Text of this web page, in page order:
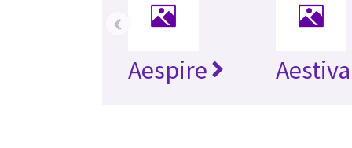
Aespire Aestiva
‹